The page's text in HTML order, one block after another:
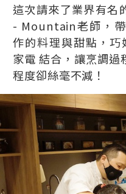
這次請來了業界有名
- Mountain老師，
作的料理與甜點，
家電 結合，讓烹調過
程度卻絲毫不減！